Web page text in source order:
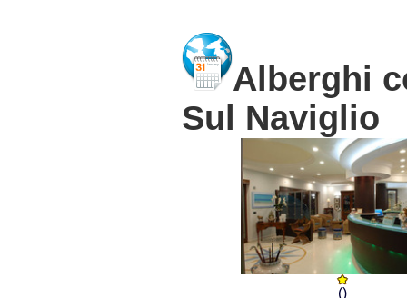
Alberghi
Sul Naviglio
()